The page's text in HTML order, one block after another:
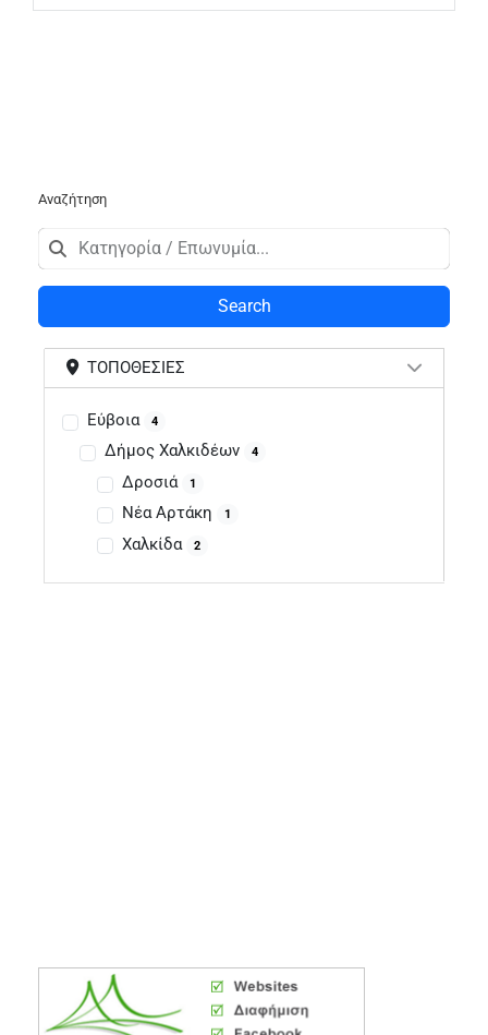
Αναζήτηση
Search
ΤΟΠΟΘΕΣΊΕΣ
Εύβοια 4
Δήμος Χαλκιδέων 4
Δροσιά 1
Νέα Αρτάκη 1
Χαλκίδα 2